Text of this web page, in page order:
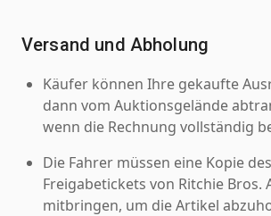
Versand und Abholung
Käufer können Ihre gekaufte
dann vom Auktionsgelände
wenn die Rechnung vollständig
Die Fahrer müssen eine Kopie des
Freigabetickets von Ritchie Bros.
mitbringen, um die Artikel